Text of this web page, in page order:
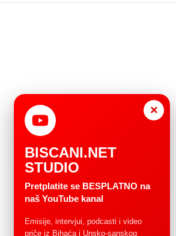
×
BISCANI.NET
STUDIO
Pretplatite se BESPLATNO na
naš YouTube kanal
Emisije, intervjui, podcasti i video
priče iz Bihaća i Unsko-sanskog